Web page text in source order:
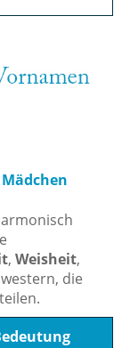
, Weisheit,
die